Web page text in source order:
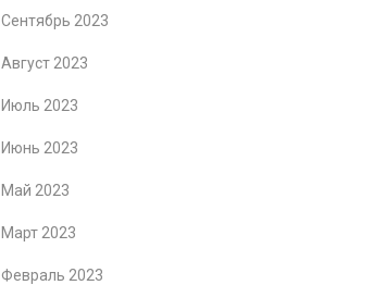
Сентябрь 2023
Август 2023
Июль 2023
Июнь 2023
Май 2023
Март 2023
Февраль 2023